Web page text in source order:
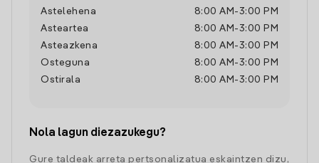
Astelehena
8:00 AM -3:00 PM
Asteartea
8:00 AM -3:00 PM
Asteazkena
8:00 AM -3:00 PM
Osteguna
8:00 AM -3:00 PM
Ostirala
8:00 AM -3:00 PM
Nola lagun diezazukegu?
Gure taldeak arreta pertsonalizatua eskaintzen dizu,